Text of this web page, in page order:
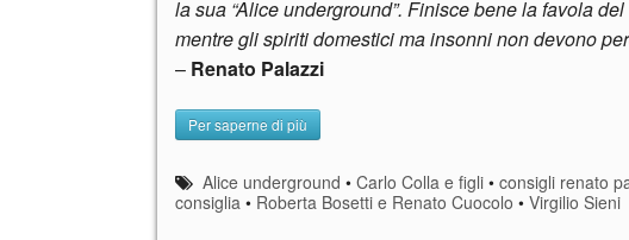
la sua “Alice underground”. Finisce bene la favola
mentre gli spiriti domestici ma insonni non devono
– Renato Palazzi
Per saperne di più
Alice underground •Carlo Colla e figli •consigli renato
consiglia • Roberta Bosetti e Renato Cuocolo • Virgilio Sieni